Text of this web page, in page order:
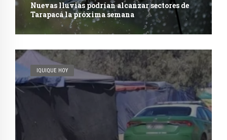
Nuevas lluvias podrían alcanzar sectores de
Tarapacá la próxima semana
IQUIQUE HOY